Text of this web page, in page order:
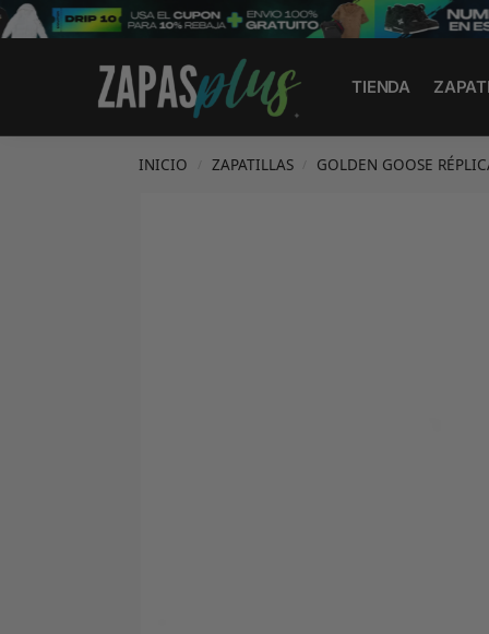
TIENDA
Search
INICIO ZAPATILLAS GOLDEN GOOSE